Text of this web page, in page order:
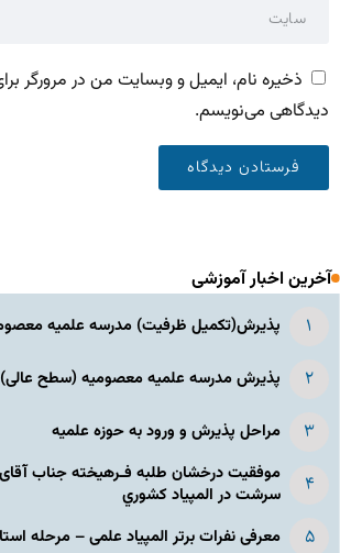
ذخیره نام، ایمیل و وبسایت من در مرورگر
دیدگاهی می‌نویسم.
آخرین اخبار آموزشی
پذیرش(تکمیل ظرفیت) مدرسه علمیه
پذیرش مدرسه علمیه معصومیه‌ (سطح عالی)
مراحل پذیرش و ورود به حوزه علمیه
موفقیت درخشان طلبه فـرهیخته جناب
سرشت در المپياد كشوري
معرفی نفرات برتر المپیاد علمی – مرحله